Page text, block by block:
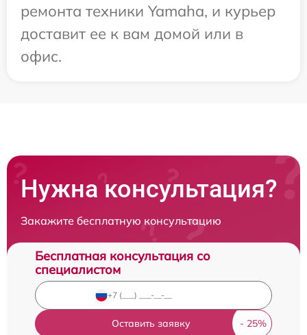
ремонта техники Yamaha, и курьер
доставит ее к вам домой или в
офис.
Нужна консультация?
Закажите бесплатную консультацию
Бесплатная консультация со
специалистом
Оставить заявку